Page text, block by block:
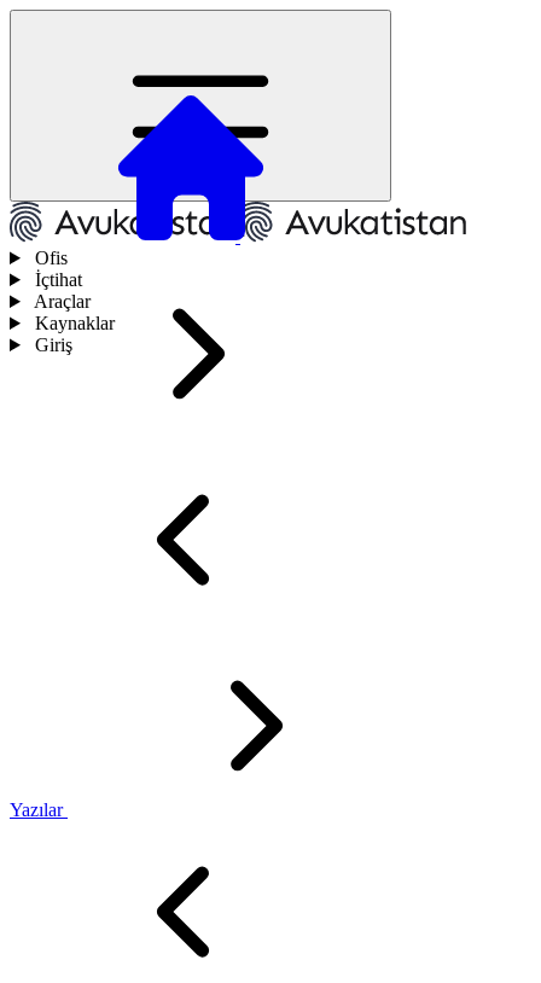
Ofis
İçtihat
Araçlar
Kaynaklar
Giriş
Yazılar